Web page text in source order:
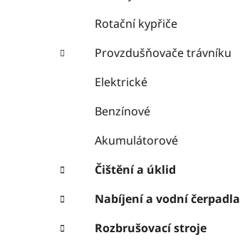
Rotační kypřiče
Provzdušňovače trávníku
Elektrické
Benzínové
Akumulátorové
Čištění a úklid
Nabíjení a vodní čerpadla
Rozbrušovací stroje